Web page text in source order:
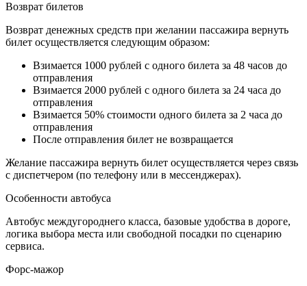
Возврат билетов
Возврат денежных средств при желании пассажира вернуть
билет осуществляется следующим образом:
Взимается 1000 рублей с одного билета за 48 часов до
отправления
Взимается 2000 рублей с одного билета за 24 часа до
отправления
Взимается 50% стоимости одного билета за 2 часа до
отправления
После отправления билет не возвращается
Желание пассажира вернуть билет осуществляется через связь
с диспетчером (по телефону или в мессенджерах).
Особенности автобуса
Автобус междугороднего класса, базовые удобства в дороге,
логика выбора места или свободной посадки по сценарию
сервиса.
Форс-мажор